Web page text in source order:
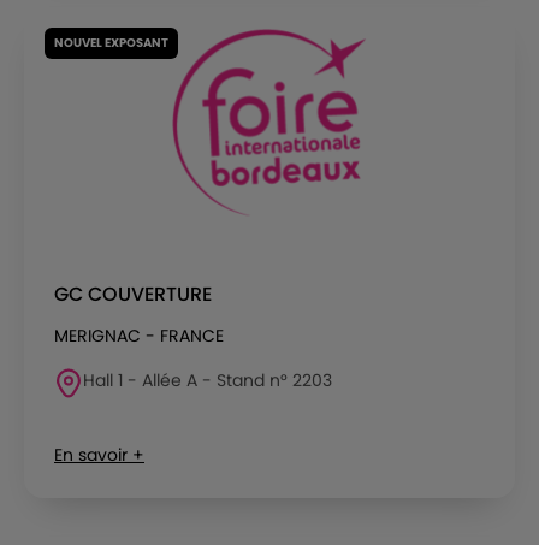
NOUVEL EXPOSANT
GC COUVERTURE
MERIGNAC - FRANCE
Hall 1 - Allée A - Stand n° 2203
En savoir +